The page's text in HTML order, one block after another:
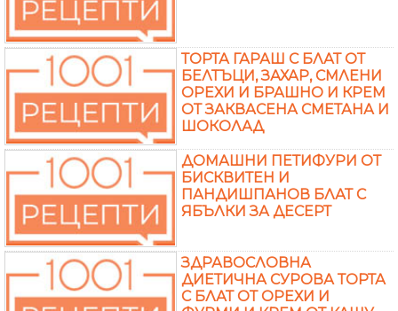
ТОРТА ГАРАШ С БЛАТ ОТ
БЕЛТЪЦИ, ЗАХАР, СМЛЕНИ
ОРЕХИ И БРАШНО И КРЕМ
ОТ ЗАКВАСЕНА СМЕТАНА И
ШОКОЛАД
ДОМАШНИ ПЕТИФУРИ ОТ
БИСКВИТЕН И
ПАНДИШПАНОВ БЛАТ С
ЯБЪЛКИ ЗА ДЕСЕРТ
ЗДРАВОСЛОВНА
ДИЕТИЧНА СУРОВА ТОРТА
С БЛАТ ОТ ОРЕХИ И